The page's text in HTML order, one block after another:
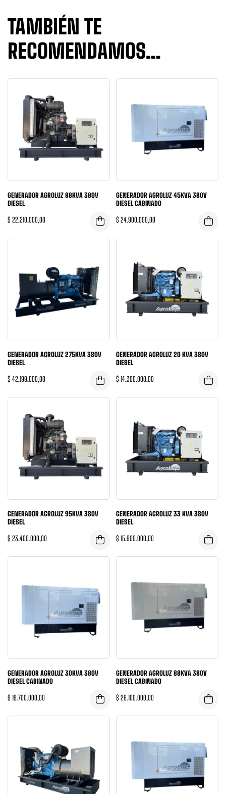
TAMBIÉN TE
RECOMENDAMOS…
GENERADOR AGROLUZ 88KVA 380V
DIESEL
$ 22.210.000,00
GENERADOR AGROLUZ 45KVA 380V
DIESEL CABINADO
$ 24.900.000,00
GENERADOR AGROLUZ 275KVA 380V
DIESEL
$ 42.199.000,00
GENERADOR AGROLUZ 20 KVA 380V
DIESEL
$ 14.300.000,00
GENERADOR AGROLUZ 95KVA 380V
DIESEL
$ 23.400.000,00
GENERADOR AGROLUZ 33 KVA 380V
DIESEL
$ 15.900.000,00
GENERADOR AGROLUZ 30KVA 380V
DIESEL CABINADO
$ 19.700.000,00
GENERADOR AGROLUZ 88KVA 380V
DIESEL CABINADO
$ 26.100.000,00